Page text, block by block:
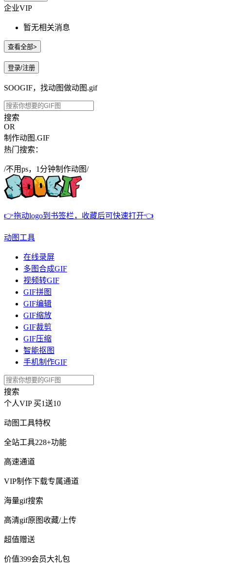
企业VIP
暂无相关消息
查看全部>
登录/注册
SOOGIF，找动图做动图.gif
搜索
OR
制作动图.GIF
热门搜索：
/不用ps，1分钟制作动图/
👉拖动logo到书签栏，收藏后可快速打开👈
动图工具
在线录屏
多图合成GIF
视频转GIF
GIF拼图
GIF编辑
GIF缩放
GIF裁剪
GIF压缩
智能抠图
手机制作GIF
搜索
个人VIP 买1送10
动图工具特权
全站工具228+功能
高速通道
VIP制作下载专属通道
海量gif搜索
高清gif原图收藏/上传
超值赠送
价值399会员大礼包